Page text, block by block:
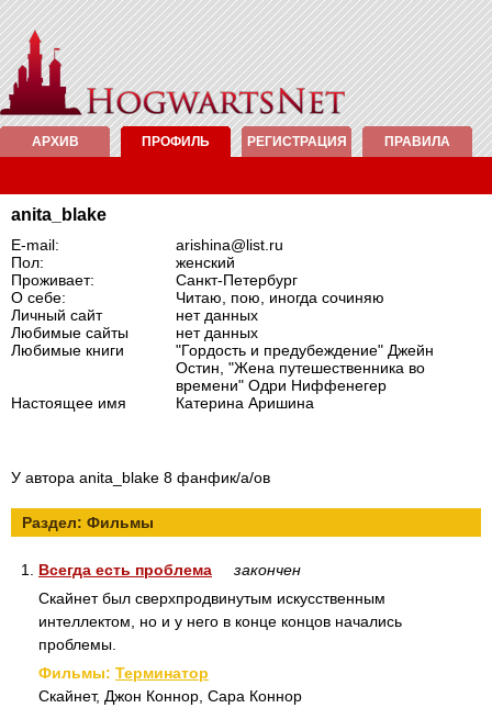
АРХИВ ПРОФИЛЬ РЕГИСТРАЦИЯ ПРАВИЛА
anita_blake
E-mail:
arishina@list.ru
Пол:
женский
Проживает:
Санкт-Петербург
О себе:
Читаю, пою, иногда сочиняю
Личный сайт
нет данных
Любимые сайты
нет данных
Любимые книги
"Гордость и предубеждение" Джейн
Остин, "Жена путешественника во
времени" Одри Ниффенегер
Настоящее имя
Катерина Аришина
У автора anita_blake 8 фанфик/а/ов
Раздел: Фильмы
1. Всегда есть проблема
закончен
Скайнет был сверхпродвинутым искусственным
интеллектом, но и у него в конце концов начались
проблемы.
Фильмы: Терминатор
Скайнет, Джон Коннор, Сара Коннор